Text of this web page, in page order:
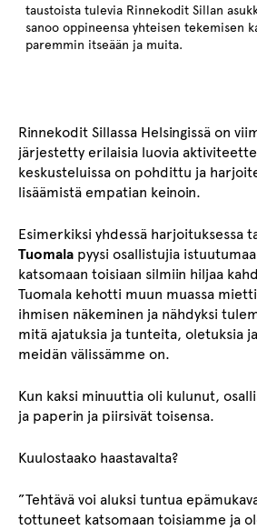
taustoista tulevia Rinnekodit Sillan
sanoo oppineensa yhteisen tekemisen
paremmin itseään ja muita.
Rinnekodit Sillassa Helsingissä on
järjestetty erilaisia luovia
keskusteluissa on pohdittu ja
lisäämistä empatian keinoin.
Esimerkiksi yhdessä harjoituksessa
Tuomala pyysi osallistujia
katsomaan toisiaan silmiin hiljaa
Tuomala kehotti muun muassa
ihmisen näkeminen ja nähdyksi
mitä ajatuksia ja tunteita, oletuksia
meidän välissämme on.
Kun kaksi minuuttia oli kulunut,
ja paperin ja piirsivät toisensa.
Kuulostaako haastavalta?
”Tehtävä voi aluksi tuntua
tottuneet katsomaan toisiamme ja